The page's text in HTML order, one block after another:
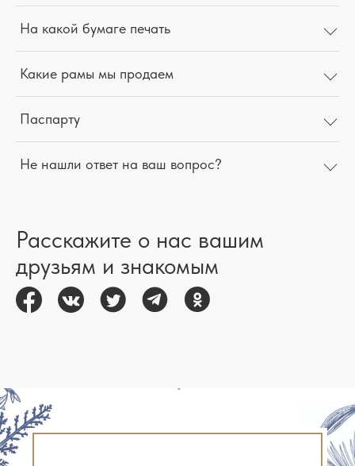
На какой бумаге печать
Какие рамы мы продаем
Паспарту
Не нашли ответ на ваш вопрос?
Расскажите о нас вашим
друзьям и знакомым